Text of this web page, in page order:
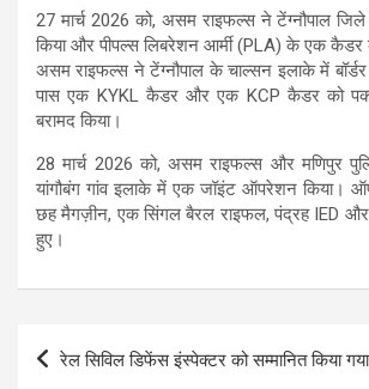
27 मार्च 2026 को, असम राइफल्स ने टेंग्नौपाल
किया और पीपल्स लिबरेशन आर्मी (PLA) के एक कैडर
असम राइफल्स ने टेंग्नौपाल के चाल्सन इलाके में
पास एक KYKL कैडर और एक KCP कैडर को
बरामद किया।
28 मार्च 2026 को, असम राइफल्स और मणिपुर
यांगौबंग गांव इलाके में एक जॉइंट ऑपरेशन किया।
छह मैगज़ीन, एक सिंगल बैरल राइफल, पंद्रह IED और
हुए।
Post
रेल सिविल डिफेंस इंस्पेक्टर को सम्मानित किया गया